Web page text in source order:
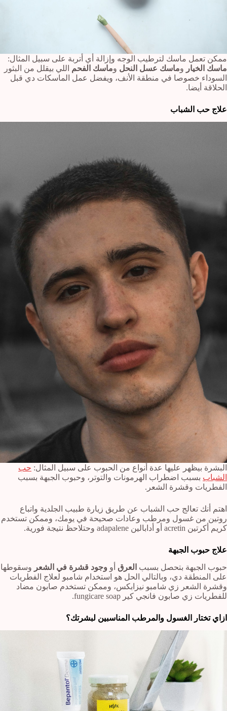
ممكن تعمل ماسك لترطيب الوجه وإزالة أي أتربة على سبيل المثال:
ماسك الخيار وماسك عسل النحل وماسك الفحم اللي بيقلل من البثور
السوداء خصوصا في منطقة الأنف، ويفضل عمل الماسكات دي قبل
الحلاقة أيضا.
علاج حب الشباب
البشرة بيظهر عليها عدة أنواع من الحبوب على سبيل المثال: حب
الشباب بسبب اضطراب الهرمونات والتوتر، وحبوب الجبهة بسبب
الفطريات وقشرة الشعر.
اهتم أنك تعالج حب الشباب عن طريق زيارة طبيب الجلدية واتباع
روتين من غسول ومرطب وعادات صحيحة في يومك، وممكن تستخدم
كريم أكرتين acretin أو أدابالين adapalene وحتلاحظ نتيجة فورية.
علاج حبوب الجبهة
حبوب الجبهة بتحصل بسبب العرق أو وجود قشرة في الشعر وسقوطها
على المنطقة دي، وبالتالي الحل هو استخدام شامبو لعلاج الفطريات
وقشرة الشعر زي شامبو نيزابكس، وممكن تستخدم صابون مضاد
للفطريات زي صابون فانجي كير fungicare soap.
ازاي تختار الغسول والمرطب المناسبين لبشرتك؟